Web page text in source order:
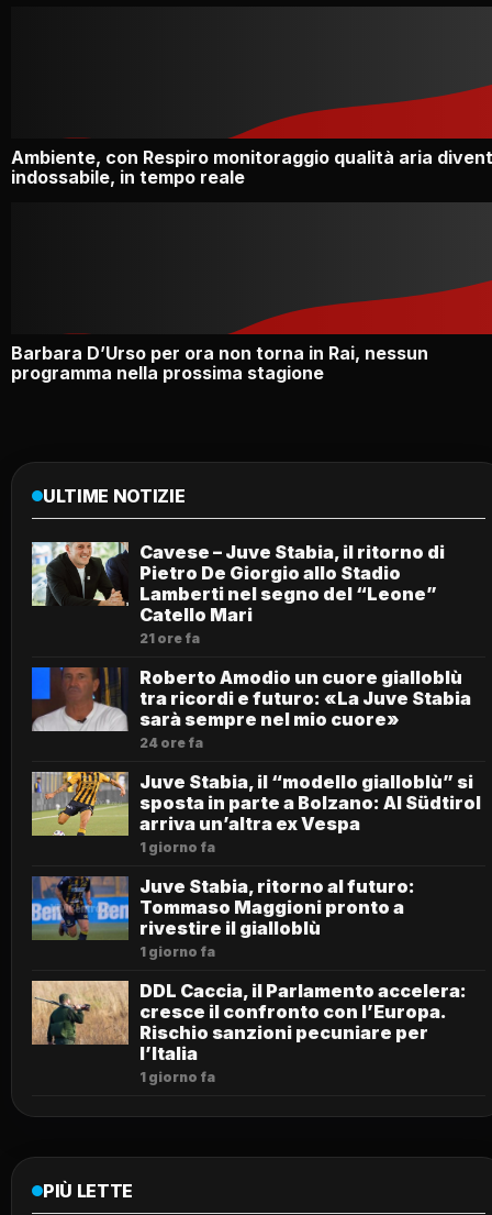
Ambiente, con Respiro monitoraggio qualità aria
indossabile, in tempo reale
Barbara D’Urso per ora non torna in Rai, nessun
programma nella prossima stagione
ULTIME NOTIZIE
Cavese – Juve Stabia, il ritorno di
Pietro De Giorgio allo Stadio
Lamberti nel segno del “Leone”
Catello Mari
21 ore fa
Roberto Amodio un cuore gialloblù
tra ricordi e futuro: «La Juve Stabia
sarà sempre nel mio cuore»
24 ore fa
Juve Stabia, il “modello gialloblù” si
sposta in parte a Bolzano: Al Südtirol
arriva un’altra ex Vespa
1 giorno fa
Juve Stabia, ritorno al futuro:
Tommaso Maggioni pronto a
rivestire il gialloblù
1 giorno fa
DDL Caccia, il Parlamento accelera:
cresce il confronto con l’Europa.
Rischio sanzioni pecuniare per
l’Italia
1 giorno fa
PIÙ LETTE